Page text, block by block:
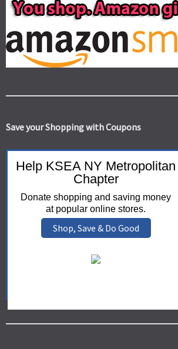
Save your Shopping with Coupons
Help KSEA NY Metropolitan
Chapter
Donate shopping and saving money
at popular online stores.
Shop, Save & Do Good